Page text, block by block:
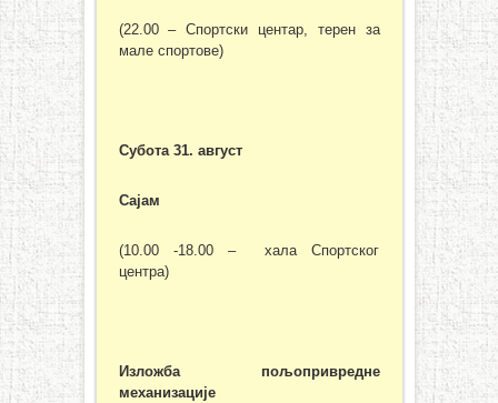
(22.00 – Спортски центар, терен за
мале спортове)
Субота 31. август
Сајам
(10.00 -18.00 – хала Спортског
центра)
Изложба пољопривредне
механизације